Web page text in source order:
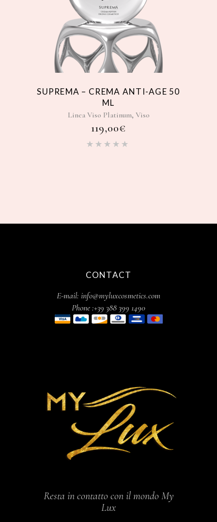
SUPREMA – CREMA ANTI-AGE 50
ML
Linea Viso Platinum, Viso
119,00€
CONTACT
E-mail: info@myluxcosmetics.com
Phone :+39 388 399 1490
Resta in contatto con il mondo My
Lux